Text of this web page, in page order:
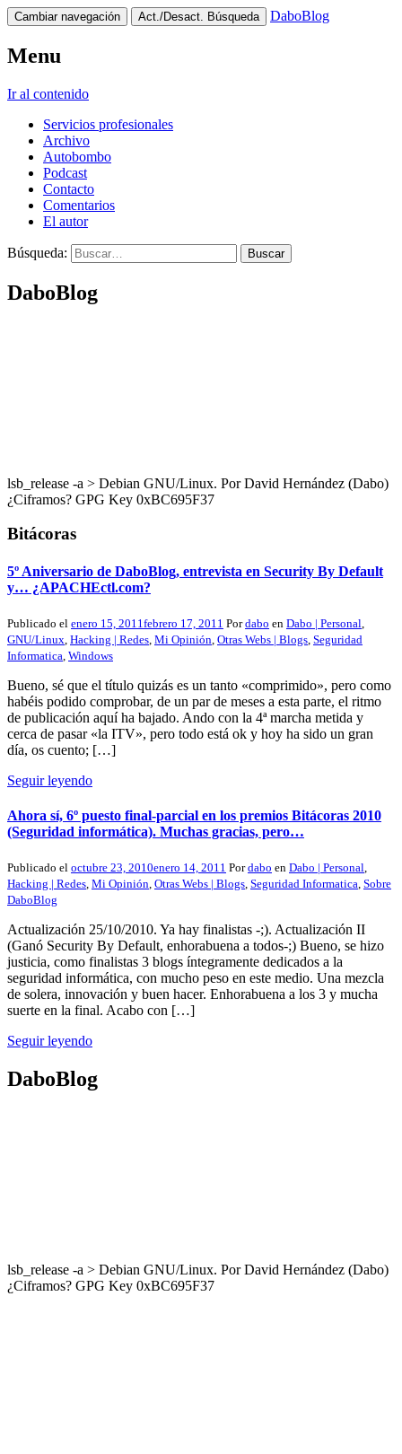
Cambiar navegación Act./Desact. Búsqueda DaboBlog
Menu
Ir al contenido
Servicios profesionales
Archivo
Autobombo
Podcast
Contacto
Comentarios
El autor
Búsqueda:
DaboBlog
lsb_release -a > Debian GNU/Linux. Por David Hernández (Dabo)
¿Ciframos? GPG Key 0xBC695F37
Bitácoras
5º Aniversario de DaboBlog, entrevista en Security By Default
y… ¿APACHEctl.com?
Publicado el enero 15, 2011 febrero 17, 2011 Pordabo en Dabo | Personal
GNU/Linux Hacking | Redes Mi Opinión Otras Webs | Blogs Seguridad
Informatica Windows
Bueno, sé que el título quizás es un tanto «comprimido», pero como
habéis podido comprobar, de un par de meses a esta parte, el ritmo
de publicación aquí ha bajado. Ando con la 4ª marcha metida y
cerca de pasar «la ITV», pero todo está ok y hoy ha sido un gran
día, os cuento; […]
Seguir leyendo
Ahora sí, 6º puesto final-parcial en los premios Bitácoras 2010
(Seguridad informática). Muchas gracias, pero…
Publicado el octubre 23, 2010enero 14, 2011 Pordabo en Dabo | Personal,
Hacking | Redes, Mi Opinión, Otras Webs | Blogs, Seguridad Informatica, Sobre
DaboBlog
Actualización 25/10/2010. Ya hay finalistas -;). Actualización II
(Ganó Security By Default, enhorabuena a todos-;) Bueno, se hizo
justicia, como finalistas 3 blogs íntegramente dedicados a la
seguridad informática, con mucho peso en este medio. Una mezcla
de solera, innovación y buen hacer. Enhorabuena a los 3 y mucha
suerte en la final. Acabo con […]
Seguir leyendo
DaboBlog
lsb_release -a > Debian GNU/Linux. Por David Hernández (Dabo)
¿Ciframos? GPG Key 0xBC695F37